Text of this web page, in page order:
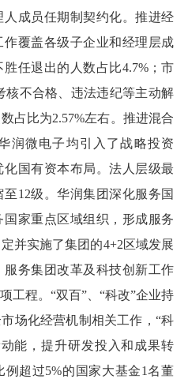
成员任期制契约化。推进经
覆盖各级子企业和经理层成
任退出的人数占比4.7%；市
核不合格、违法违纪等主动解
占比为2.57%左右。推进混合
润微电子均引入了战略投资
国有资本布局。法人层级最
12级。华润集团深化服务国
家重点区域组织，形成服务
并实施了集团的4+2区域发展
务集团改革及科技创新工作
工程。“双百”、“科改”企业持
场化经营机制相关工作，“科
能，提升研发投入和成果转
超过5%的国家大基金1名董